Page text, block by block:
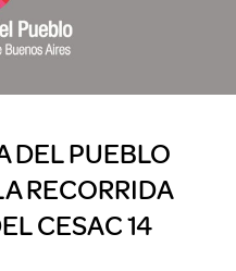
DEL PUEBLO
RECORRIDA
CESAC 14